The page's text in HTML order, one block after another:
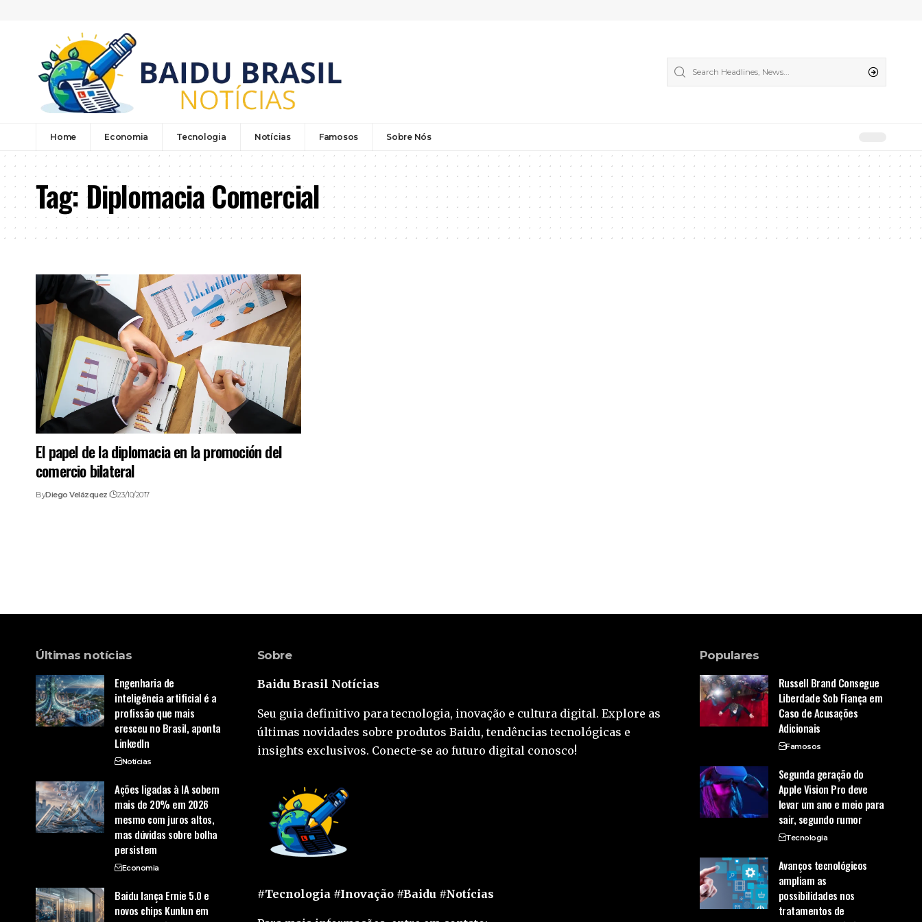
Home Economia Tecnologia Notícias Famosos Sobre Nós
Tag:Diplomacia Comercial
El papel de la diplomacia en la promoción del
comercio bilateral
ByDiego Velázquez 23/10/2017
Últimas notícias
Engenharia de
inteligência artificial é a
profissão que mais
cresceu no Brasil, aponta
LinkedIn
Notícias
Ações ligadas à IA sobem
mais de 20% em 2026
mesmo com juros altos,
mas dúvidas sobre bolha
persistem
Economia
Baidu lança Ernie 5.0 e
novos chips Kunlun em
Sobre
Baidu Brasil Notícias
Seu guia definitivo para tecnologia, inovação e cultura digital. Explore as
últimas novidades sobre produtos Baidu, tendências tecnológicas e
insights exclusivos. Conecte-se ao futuro digital conosco!
#Tecnologia #Inovação #Baidu #Notícias
Populares
Russell Brand Consegue
Liberdade Sob Fiança em
Caso de Acusações
Adicionais
Famosos
Segunda geração do
Apple Vision Pro deve
levar um ano e meio para
sair, segundo rumor
Tecnologia
Avanços tecnológicos
ampliam as
possibilidades nos
tratamentos de